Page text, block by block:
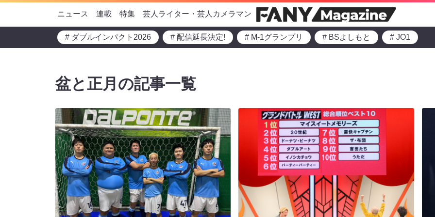
ニュース 連載 特集 芸人ライター・芸人カメラマン
# ダブルインパクト2026 # 配信延長決定! # M-1グランプリ # BSよしもと # JO1
盆と正月の記事一覧